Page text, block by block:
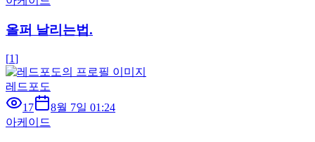
올퍼 날리는법.
[1]
레드포도
17
8월 7일 01:24
아케이드